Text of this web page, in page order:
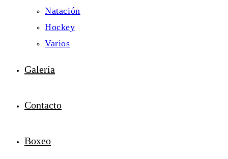
Natación
Hockey
Varios
Galería
Contacto
Boxeo